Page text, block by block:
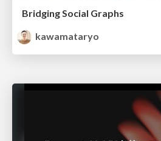
Bridging Social Graphs
kawamataryo